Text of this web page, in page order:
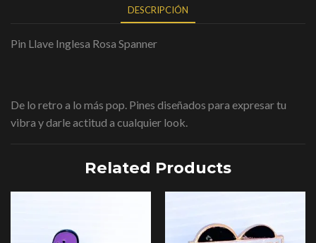
DESCRIPCIÓN
Pin Llave Inglesa Rosa Spanner
De lo retro a lo más pop. Pines diseñados para expresar tu
vibra y darle actitud a cualquier look.
Related Products